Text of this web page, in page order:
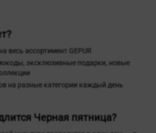
весь ассортимент GEPUR
эксклюзивные подарки, новые
на разные категории каждый день
Черная пятница?